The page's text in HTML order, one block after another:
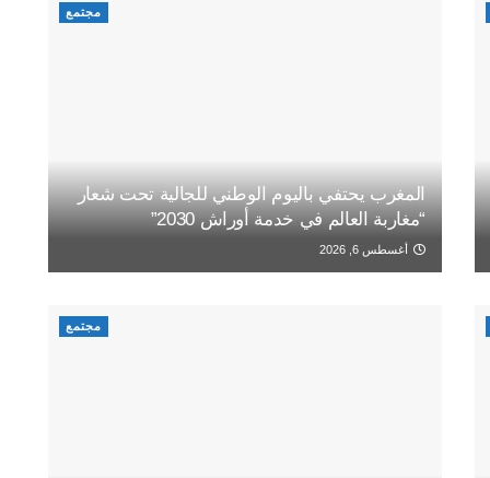
مجتمع
المغرب يحتفي باليوم الوطني للجالية تحت شعار
“مغاربة العالم في خدمة أوراش 2030”
أغسطس 6, 2026
مجتمع